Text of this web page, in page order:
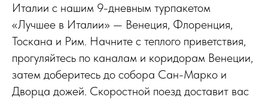
Италии с нашим 9-дневным турпакетом
«Лучшее в Италии» — Венеция, Флоренция,
Тоскана и Рим. Начните с теплого приветствия,
прогуляйтесь по каналам и коридорам Венеции,
затем доберитесь до собора Сан-Марко и
Дворца дожей. Скоростной поезд доставит вас